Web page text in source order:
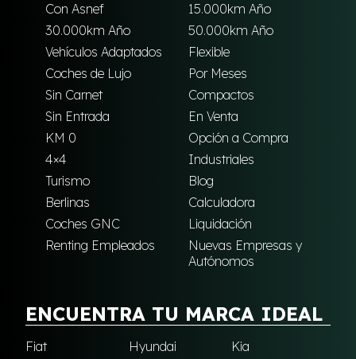
Con Asnef
15.000km Año
30.000km Año
50.000km Año
Vehículos Adaptados
Flexible
Coches de Lujo
Por Meses
Sin Carnet
Compactos
Sin Entrada
En Venta
KM 0
Opción a Compra
4×4
Industriales
Turismo
Blog
Berlinas
Calculadora
Coches GNC
Liquidación
Renting Empleados
Nuevas Empresas y
Autónomos
ENCUENTRA TU MARCA IDEAL
Fiat Hyundai
Kia